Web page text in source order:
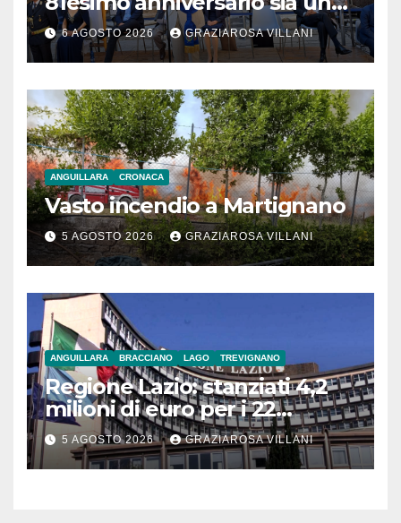
monito per tutti”
6 AGOSTO 2026 GRAZIAROSA VILLANI
ANGUILLARA CRONACA
Vasto incendio a Martignano
5 AGOSTO 2026 GRAZIAROSA VILLANI
ANGUILLARA BRACCIANO LAGO TREVIGNANO
Regione Lazio: stanziati 4,2
milioni di euro per i 22
Comuni dell’Etruria
Meridionale
5 AGOSTO 2026 GRAZIAROSA VILLANI